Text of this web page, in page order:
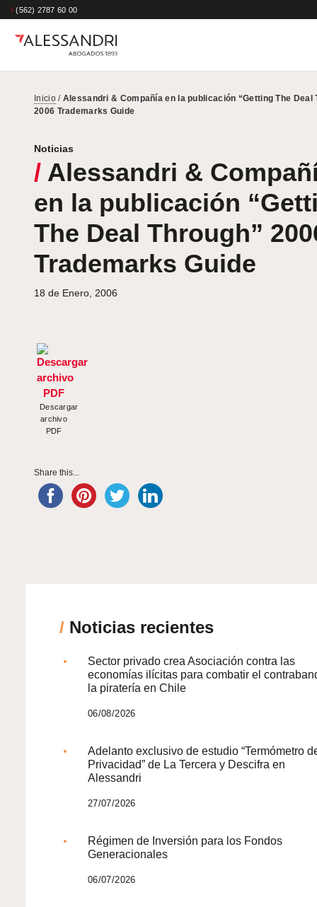
/ (562) 2787 60 00
Inicio/ Alessandri & Compañía en la publicación “Getting The Deal
2006 Trademarks Guide
Noticias
/ Alessandri &
en la publicación
The Deal Through”
Trademarks Guide
18 de Enero, 2006
Descargar
archivo
PDF
Share this...
/ Noticias recientes
Sector privado crea Asociación contra las
economías ilícitas para combatir el
la piratería en Chile
06/08/2026
Adelanto exclusivo de estudio “Termómetro
Privacidad” de La Tercera y Descifra en
Alessandri
27/07/2026
Régimen de Inversión para los Fondos
Generacionales
06/07/2026